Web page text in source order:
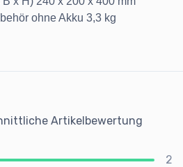
ohne Akku 3,3 kg
Artikelbewertung
2